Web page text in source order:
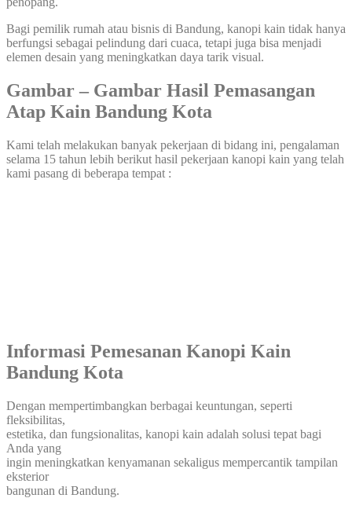
Bagi pemilik rumah atau bisnis di Bandung, kanopi kain tidak hanya
berfungsi sebagai pelindung dari cuaca, tetapi juga bisa menjadi
elemen desain yang meningkatkan daya tarik visual.
Gambar – Gambar Hasil Pemasangan
Atap Kain Bandung Kota
Kami telah melakukan banyak pekerjaan di bidang ini, pengalaman
selama 15 tahun lebih berikut hasil pekerjaan kanopi kain yang telah
kami pasang di beberapa tempat :
Informasi Pemesanan Kanopi Kain
Bandung Kota
Dengan mempertimbangkan berbagai keuntungan, seperti
fleksibilitas,
estetika, dan fungsionalitas, kanopi kain adalah solusi tepat bagi
Anda yang
ingin meningkatkan kenyamanan sekaligus mempercantik tampilan
eksterior
bangunan di Bandung.